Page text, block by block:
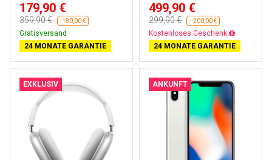
179,90 €
359,90 € -180,00 €
Gratisversand
24 MONATE GARANTIE
499,90 €
299,90 € --200,00 €
Kostenloses Geschenk
24 MONATE GARANTIE
EXKLUSIV ANKUNFT